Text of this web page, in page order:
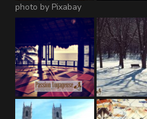
photo by Pixabay